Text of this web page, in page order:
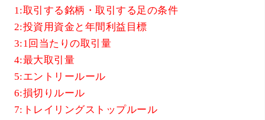
1:取引する銘柄・取引する足の条件
2:投資用資金と年間利益目標
3:1回当たりの取引量
4:最大取引量
5:エントリールール
6:損切りルール
7:トレイリングストップルール